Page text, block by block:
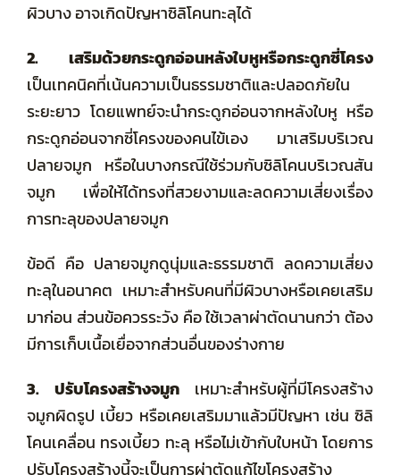
ผิวบาง อาจเกิดปัญหาซิลิโคนทะลุได้
2. เสริมด้วยกระดูกอ่อนหลังใบหูหรือกระดูกซี่โครง
เป็นเทคนิคที่เน้นความเป็นธรรมชาติและปลอดภัยใน
ระยะยาว โดยแพทย์จะนำกระดูกอ่อนจากหลังใบหู หรือ
กระดูกอ่อนจากซี่โครงของคนไข้เอง มาเสริมบริเวณ
ปลายจมูก หรือในบางกรณีใช้ร่วมกับซิลิโคนบริเวณสัน
จมูก เพื่อให้ได้ทรงที่สวยงามและลดความเสี่ยงเรื่อง
การทะลุของปลายจมูก
ข้อดี คือ ปลายจมูกดูนุ่มและธรรมชาติ ลดความเสี่ยง
ทะลุในอนาคต เหมาะสำหรับคนที่มีผิวบางหรือเคยเสริม
มาก่อน ส่วนข้อควรระวัง คือ ใช้เวลาผ่าตัดนานกว่า ต้อง
มีการเก็บเนื้อเยื่อจากส่วนอื่นของร่างกาย
3. ปรับโครงสร้างจมูก
เหมาะสำหรับผู้ที่มีโครงสร้าง
จมูกผิดรูป เบี้ยว หรือเคยเสริมมาแล้วมีปัญหา เช่น ซิลิ
โคนเคลื่อน ทรงเบี้ยว ทะลุ หรือไม่เข้ากับใบหน้า โดยการ
ปรับโครงสร้างนี้จะเป็นการผ่าตัดแก้ไขโครงสร้าง